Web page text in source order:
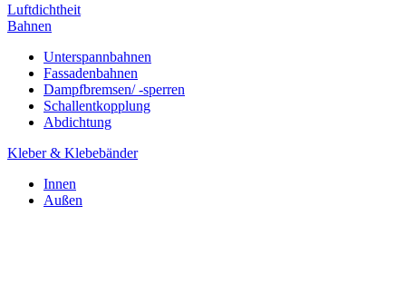
Luftdichtheit
Bahnen
Unterspannbahnen
Fassadenbahnen
Dampfbremsen/ -sperren
Schallentkopplung
Abdichtung
Kleber & Klebebänder
Innen
Außen